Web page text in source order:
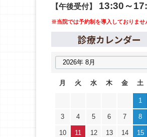
【午後受付】 13:30～
※当院では予約制を導入しておりませ
診療カレンダー
月 火 水 木 金 土
1
3 4 5 6 7 8
10 11 12 13 14 15